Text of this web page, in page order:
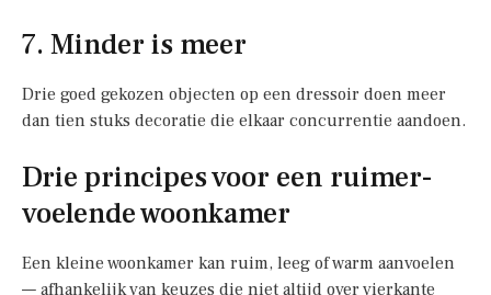
7. Minder is meer
Drie goed gekozen objecten op een dressoir doen meer
dan tien stuks decoratie die elkaar concurrentie aandoen.
Drie principes voor een ruimer-
voelende woonkamer
Een kleine woonkamer kan ruim, leeg of warm aanvoelen
— afhankelijk van keuzes die niet altijd over vierkante